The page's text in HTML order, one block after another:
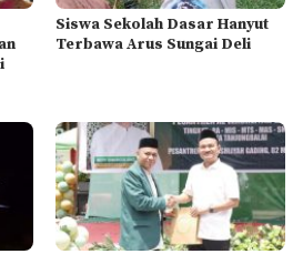
Siswa Sekolah Dasar Hanyut
Terbawa Arus Sungai Deli